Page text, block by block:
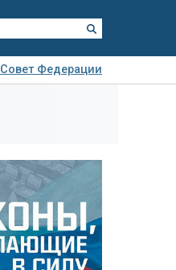
Совет Федерации